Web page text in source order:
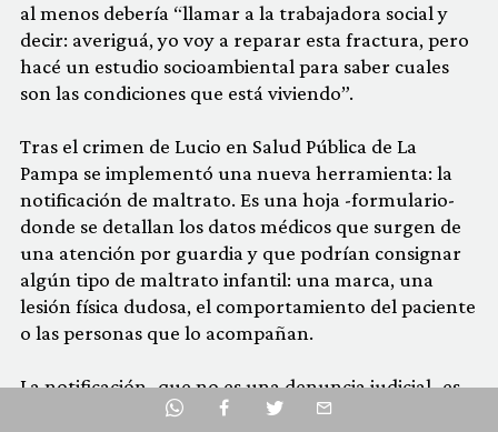
Facebook
al menos debería “llamar a la trabajadora social y
decir: averiguá, yo voy a reparar esta fractura, pero
hacé un estudio socioambiental para saber cuales
son las condiciones que está viviendo”.
Tras el crimen de Lucio en Salud Pública de La
Pampa se implementó una nueva herramienta: la
notificación de maltrato. Es una hoja -formulario-
donde se detallan los datos médicos que surgen de
una atención por guardia y que podrían consignar
algún tipo de maltrato infantil: una marca, una
lesión física dudosa, el comportamiento del paciente
o las personas que lo acompañan.
La notificación -que no es una denuncia judicial- es
evaluada por un equipo integrado por áreas